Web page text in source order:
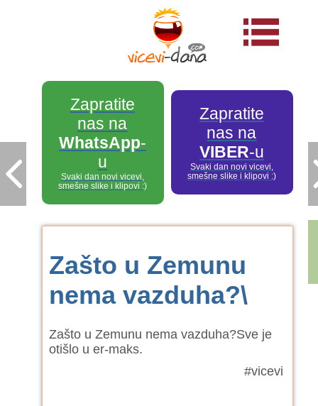
Zapratite
nas na
WhatsApp-
u
Svaki dan novi vicevi,
smešne slike i klipovi :)
Zapratite
nas na
VIBER-u
Svaki dan novi vicevi,
smešne slike i klipovi :)
Zašto u Zemunu
nema vazduha?\
Zašto u Zemunu nema vazduha?Sve je
otišlo u er-maks.
#vicevi